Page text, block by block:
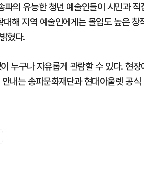
의 유능한 청년 예술인들이 시민과
해 지역 예술인에게는 몰입도 높은
혔다.
누구나 자유롭게 관람할 수 있다. 현
내는 송파문화재단과 현대아울렛 공